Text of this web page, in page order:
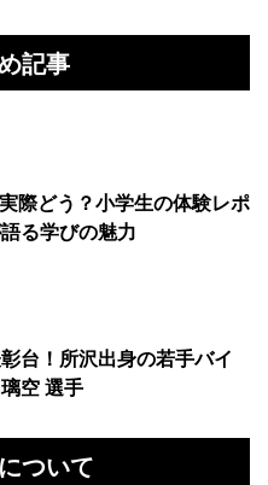
記事
際どう？小学生の体験レポ
る学びの魅力
彰台！所沢出身の若手バイ
空 選手
ついて